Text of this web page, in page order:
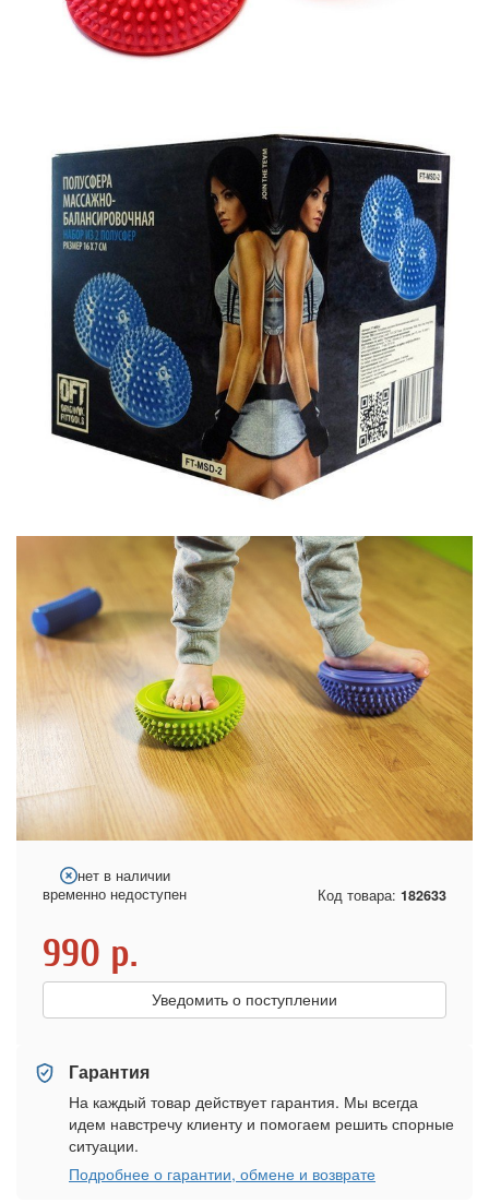
нет в наличии
временно недоступен
Код товара: 182633
990 р.
Уведомить о поступлении
Гарантия
На каждый товар действует гарантия. Мы всегда
идем навстречу клиенту и помогаем решить спорные
ситуации.
Подробнее о гарантии, обмене и возврате